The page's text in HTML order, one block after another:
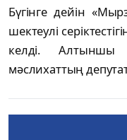
Бүгінге дейін
шектеулі
келді. Алтыншы
мәслихаттың